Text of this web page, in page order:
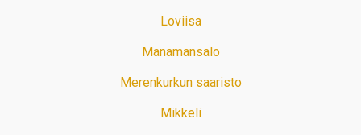
Loviisa
Manamansalo
Merenkurkun saaristo
Mikkeli